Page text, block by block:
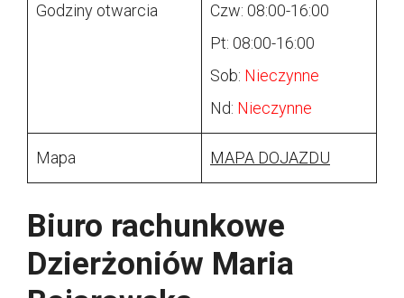
Godziny otwarcia
Czw: 08:00-16:00
Pt: 08:00-16:00
Sob: Nieczynne
Nd: Nieczynne
Mapa MAPA DOJAZDU
Biuro rachunkowe
Dzierżoniów Maria